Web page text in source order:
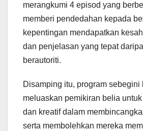
merangkumi 4 episod yang
memberi pendedahan kepada
kepentingan mendapatkan
dan penjelasan yang tepat
berautoriti.
Disamping itu, program sebegini
meluaskan pemikiran belia
dan kreatif dalam
serta membolehkan mereka